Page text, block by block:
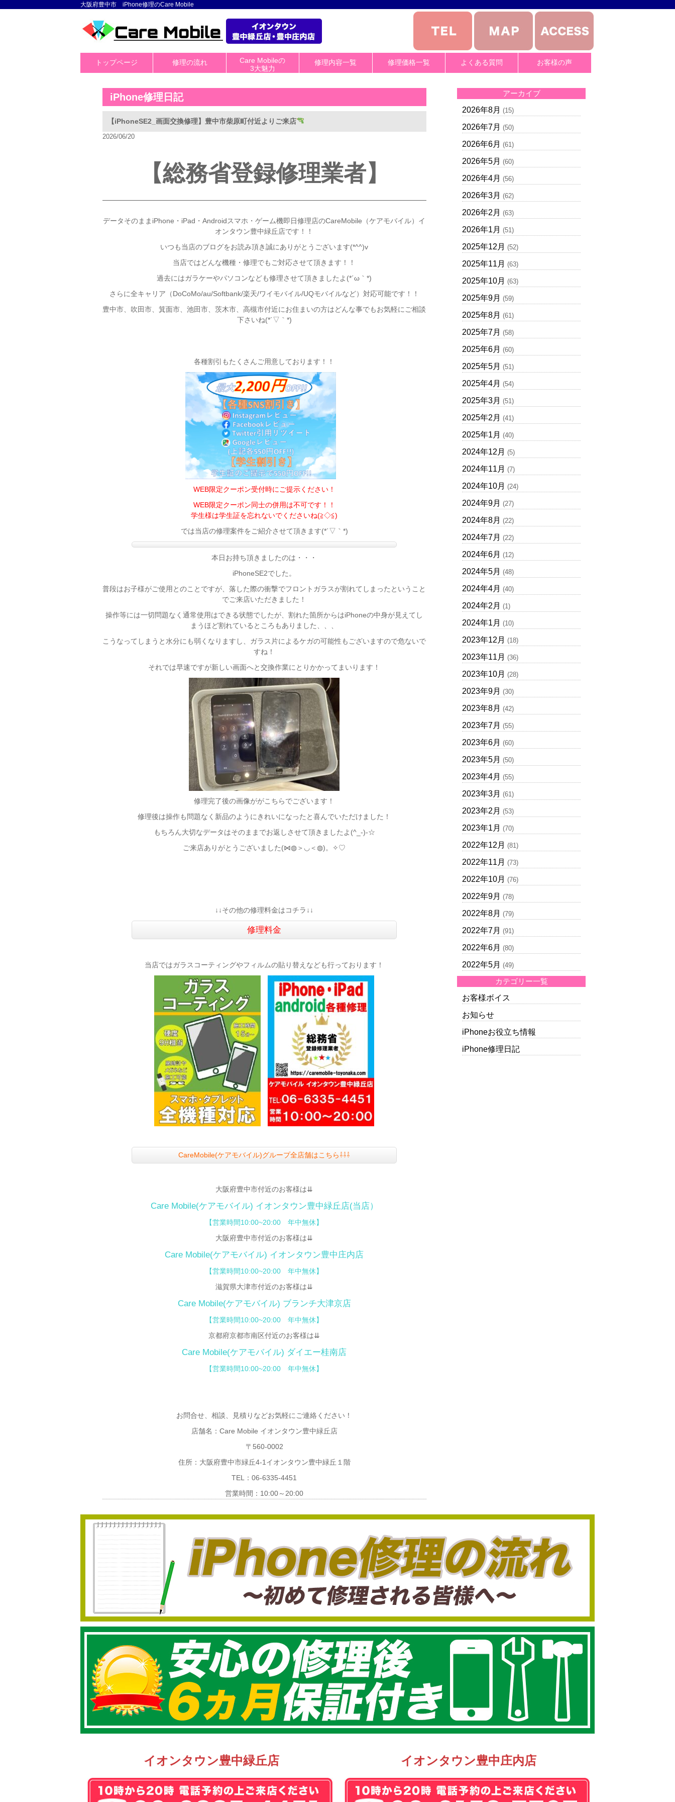
大阪府豊中市 iPhone修理のCare Mobile
トップページ 修理の流れ
Care Mobileの
3大魅力
修理内容一覧 修理価格一覧 よくある質問 お客様の声
iPhone修理日記
【iPhoneSE2_画面交換修理】豊中市柴原町付近よりご来店
2026/06/20
【総務省登録修理業者】
データそのままiPhone・iPad・Androidスマホ・ゲーム機即日修理店のCareMobile（ケアモバイル）イ
オンタウン豊中緑丘店です！！
いつも当店のブログをお読み頂き誠にありがとうございます(*^^)v
当店ではどんな機種・修理でもご対応させて頂きます！！
過去にはガラケーやパソコンなども修理させて頂きましたよ(*´ω｀*)
さらに全キャリア（DoCoMo/au/Softbank/楽天/ワイモバイル/UQモバイルなど）対応可能です！！
豊中市、吹田市、箕面市、池田市、茨木市、高槻市付近にお住まいの方はどんな事でもお気軽にご相談
下さいね(*´▽｀*)
各種割引もたくさんご用意しております！！
WEB限定クーポン受付時にご提示ください！
WEB限定クーポン同士の併用は不可です！！
学生様は学生証を忘れないでくださいね(≧◇≦)
では当店の修理案件をご紹介させて頂きます(*´▽｀*)
本日お持ち頂きましたのは・・・
iPhoneSE2でした。
普段はお子様がご使用とのことですが、落した際の衝撃でフロントガラスが割れてしまったということ
でご来店いただきました！
操作等には一切問題なく通常使用はできる状態でしたが、割れた箇所からはiPhoneの中身が見えてし
まうほど割れているところもありました、、、
こうなってしまうと水分にも弱くなりますし、ガラス片によるケガの可能性もございますので危ないで
すね！
それでは早速ですが新しい画面へと交換作業にとりかかってまいります！
修理完了後の画像ががこちらでございます！
修理後は操作も問題なく新品のようにきれいになったと喜んでいただけました！
もちろん大切なデータはそのままでお返しさせて頂きましたよ(^_-)-☆
ご来店ありがとうございました(⋈◍＞◡＜◍)。✧♡
↓↓その他の修理料金はコチラ↓↓
修理料金
当店ではガラスコーティングやフィルムの貼り替えなども行っております！
CareMobile(ケアモバイル)グループ全店舗はこちら⇩⇩⇩
大阪府豊中市付近のお客様は⇊
Care Mobile(ケアモバイル) イオンタウン豊中緑丘店(当店）
【営業時間10:00~20:00 年中無休】
大阪府豊中市付近のお客様は⇊
Care Mobile(ケアモバイル) イオンタウン豊中庄内店
【営業時間10:00~20:00 年中無休】
滋賀県大津市付近のお客様は⇊
Care Mobile(ケアモバイル) ブランチ大津京店
【営業時間10:00~20:00 年中無休】
京都府京都市南区付近のお客様は⇊
Care Mobile(ケアモバイル) ダイエー桂南店
【営業時間10:00~20:00 年中無休】
お問合せ、相談、見積りなどお気軽にご連絡ください！
店舗名：Care Mobile イオンタウン豊中緑丘店
〒560-0002
住所：大阪府豊中市緑丘4-1イオンタウン豊中緑丘１階
TEL：06-6335-4451
営業時間：10:00～20:00
アーカイブ
2026年8月 (15)
2026年7月 (50)
2026年6月 (61)
2026年5月 (60)
2026年4月 (56)
2026年3月 (62)
2026年2月 (63)
2026年1月 (51)
2025年12月 (52)
2025年11月 (63)
2025年10月 (63)
2025年9月 (59)
2025年8月 (61)
2025年7月 (58)
2025年6月 (60)
2025年5月 (51)
2025年4月 (54)
2025年3月 (51)
2025年2月 (41)
2025年1月 (40)
2024年12月 (5)
2024年11月 (7)
2024年10月 (24)
2024年9月 (27)
2024年8月 (22)
2024年7月 (22)
2024年6月 (12)
2024年5月 (48)
2024年4月 (40)
2024年2月 (1)
2024年1月 (10)
2023年12月 (18)
2023年11月 (36)
2023年10月 (28)
2023年9月 (30)
2023年8月 (42)
2023年7月 (55)
2023年6月 (60)
2023年5月 (50)
2023年4月 (55)
2023年3月 (61)
2023年2月 (53)
2023年1月 (70)
2022年12月 (81)
2022年11月 (73)
2022年10月 (76)
2022年9月 (78)
2022年8月 (79)
2022年7月 (91)
2022年6月 (80)
2022年5月 (49)
カテゴリー一覧
お客様ボイス
お知らせ
iPhoneお役立ち情報
iPhone修理日記
イオンタウン豊中緑丘店 イオンタウン豊中庄内店